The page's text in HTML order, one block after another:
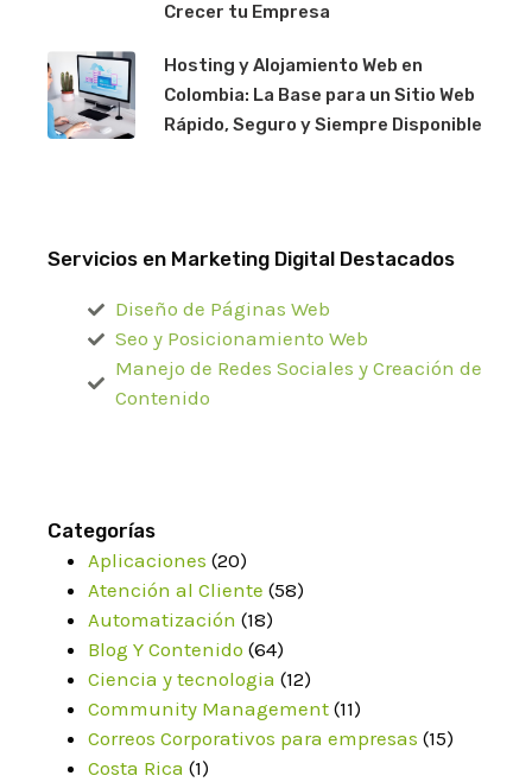
Crecer tu Empresa
Hosting y Alojamiento Web en
Colombia: La Base para un Sitio Web
Rápido, Seguro y Siempre Disponible
Servicios en Marketing Digital Destacados
Diseño de Páginas Web
Seo y Posicionamiento Web
Manejo de Redes Sociales y Creación de
Contenido
Categorías
Aplicaciones (20)
Atención al Cliente (58)
Automatización (18)
Blog Y Contenido (64)
Ciencia y tecnologia (12)
Community Management (11)
Correos Corporativos para empresas (15)
Costa Rica (1)